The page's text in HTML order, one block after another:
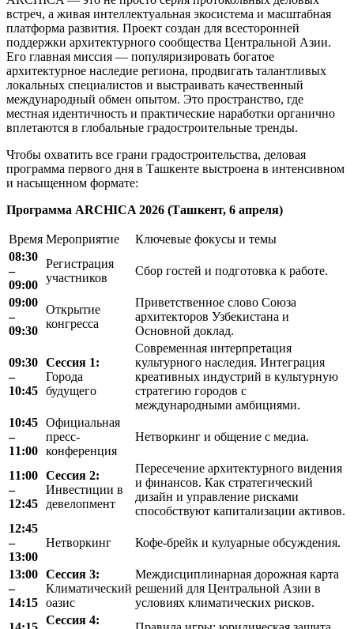
встреч, а живая интеллектуальная экосистема и масштабная
платформа развития. Проект создан для всесторонней
поддержки архитектурного сообщества Центральной Азии.
Его главная миссия — популяризировать богатое
архитектурное наследие региона, продвигать талантливых
локальных специалистов и выстраивать качественный
международный обмен опытом. Это пространство, где
местная идентичность и практические наработки органично
вплетаются в глобальные градостроительные тренды.
Чтобы охватить все грани градостроительства, деловая
программа первого дня в Ташкенте выстроена в интенсивном
и насыщенном формате:
Программа ARCHICA 2026 (Ташкент, 6 апреля)
Время Мероприятие
Ключевые фокусы и темы
08:30
–
09:00
Регистрация
участников
Сбор гостей и подготовка к работе.
09:00
–
09:30
Открытие
конгресса
Приветственное слово Союза
архитекторов Узбекистана и
Основной доклад.
09:30
–
10:45
Сессия 1:
Города
будущего
Современная интерпретация
культурного наследия. Интеграция
креативных индустрий в культурную
стратегию городов с
международными амбициями.
10:45
–
11:00
Официальная
пресс-
конференция
Нетворкинг и общение с медиа.
11:00
–
12:45
Сессия 2:
Инвестиции в
девелопмент
Пересечение архитектурного видения
и финансов. Как стратегический
дизайн и управление рисками
способствуют капитализации активов.
12:45
–
13:00
Нетворкинг Кофе-брейк и кулуарные обсуждения.
13:00
–
14:15
Сессия 3:
Климатический
оазис
Междисциплинарная дорожная карта
решений для Центральной Азии в
условиях климатических рисков.
Сессия 4: